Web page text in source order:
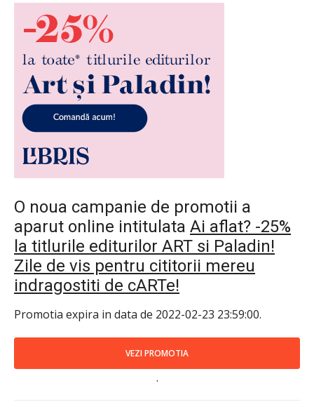
O noua campanie de promotii a
aparut online intitulata Ai aflat? -25%
la titlurile editurilor ART si Paladin!
Zile de vis pentru cititorii mereu
indragostiti de cARTe!
Promotia expira in data de 2022-02-23 23:59:00.
VEZI PROMOTIA
.